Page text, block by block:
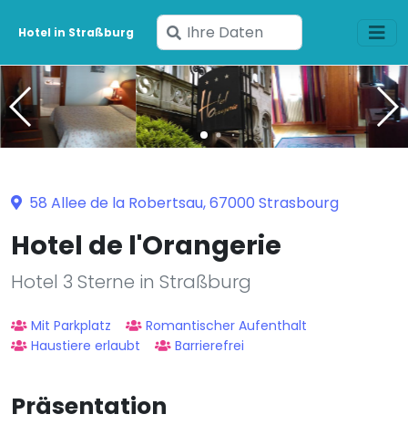
Hotel in Straßburg
Geben
Sie
Ihre
Daten
ein
58 Allee de la Robertsau, 67000 Strasbourg
Hotel de l'Orangerie
Hotel 3 Sterne in Straßburg
Mit Parkplatz
Romantischer Aufenthalt
Haustiere erlaubt
Barrierefrei
Präsentation